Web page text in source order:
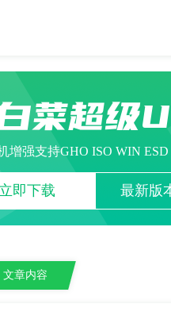
菜超级
增强支持GHO ISO WIN
立即下载 最新版
文章内容